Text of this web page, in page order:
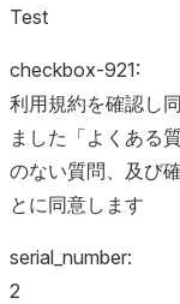
Test
checkbox-921:
利用規約を確認し
ました「よくあ
のない質問、及び
とに同意します
serial_number:
2